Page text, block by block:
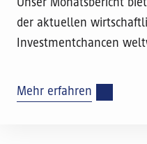
Unser Monatsbericht
der aktuellen
Investmentchancen
Mehr erfahren